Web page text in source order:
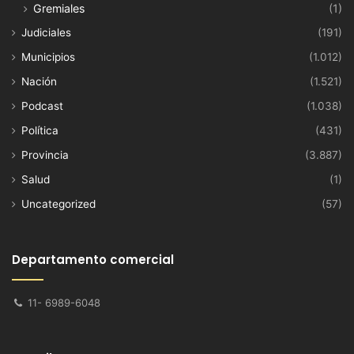
Gremiales (1)
Judiciales
(191)
Municipios
(1.012)
Nación
(1.521)
Podcast
(1.038)
Política
(431)
Provincia
(3.887)
Salud
(1)
Uncategorized
(57)
Departamento comercial
11- 6989-6048